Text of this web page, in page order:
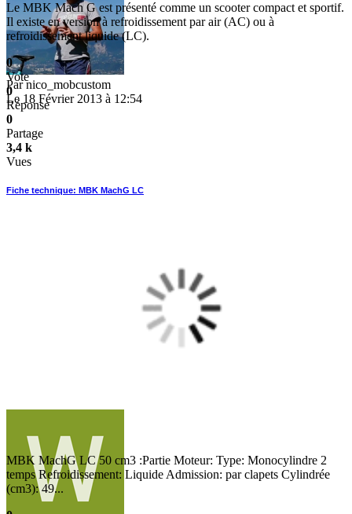
Parnico_mobcustom
Le 18 Février 2013 à 12:54
Le MBK Mach G est présenté comme un scooter compact et sportif.
Il existe en version à refroidissement par air (AC) ou à
refroidissement liquide (LC).
0
Vote
0
Réponse
0
Partage
3,4 k
Vues
Fiche technique: MBK MachG LC
MBK MachG LC 50 cm3 :Partie Moteur: Type: Monocylindre 2
temps Refroidissement: Liquide Admission: par clapets Cylindrée
(cm3): 49...